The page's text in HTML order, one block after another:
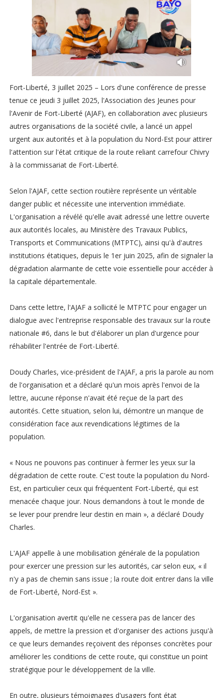
Fort-Liberté, 3 juillet 2025 – Lors d'une conférence de presse
tenue ce jeudi 3 juillet 2025, l'Association des Jeunes pour
l'Avenir de Fort-Liberté (AJAF), en collaboration avec plusieurs
autres organisations de la société civile, a lancé un appel
urgent aux autorités et à la population du Nord-Est pour attirer
l'attention sur l'état critique de la route reliant carrefour Chivry
à la commissariat de Fort-Liberté.
Selon l'AJAF, cette section routière représente un véritable
danger public et nécessite une intervention immédiate.
L'organisation a révélé qu'elle avait adressé une lettre ouverte
aux autorités locales, au Ministère des Travaux Publics,
Transports et Communications (MTPTC), ainsi qu'à d'autres
institutions étatiques, depuis le 1er juin 2025, afin de signaler la
dégradation alarmante de cette voie essentielle pour accéder à
la capitale départementale.
Dans cette lettre, l'AJAF a sollicité le MTPTC pour engager un
dialogue avec l'entreprise responsable des travaux sur la route
nationale #6, dans le but d'élaborer un plan d'urgence pour
réhabiliter l'entrée de Fort-Liberté.
Doudy Charles, vice-président de l'AJAF, a pris la parole au nom
de l'organisation et a déclaré qu'un mois après l'envoi de la
lettre, aucune réponse n'avait été reçue de la part des
autorités. Cette situation, selon lui, démontre un manque de
considération face aux revendications légitimes de la
population.
« Nous ne pouvons pas continuer à fermer les yeux sur la
dégradation de cette route. C'est toute la population du Nord-
Est, en particulier ceux qui fréquentent Fort-Liberté, qui est
menacée chaque jour. Nous demandons à tout le monde de
se lever pour prendre leur destin en main », a déclaré Doudy
Charles.
L'AJAF appelle à une mobilisation générale de la population
pour exercer une pression sur les autorités, car selon eux, « il
n'y a pas de chemin sans issue ; la route doit entrer dans la ville
de Fort-Liberté, Nord-Est ».
L'organisation avertit qu'elle ne cessera pas de lancer des
appels, de mettre la pression et d'organiser des actions jusqu'à
ce que leurs demandes reçoivent des réponses concrètes pour
améliorer les conditions de cette route, qui constitue un point
stratégique pour le développement de la ville.
En outre, plusieurs témoignages d'usagers font état